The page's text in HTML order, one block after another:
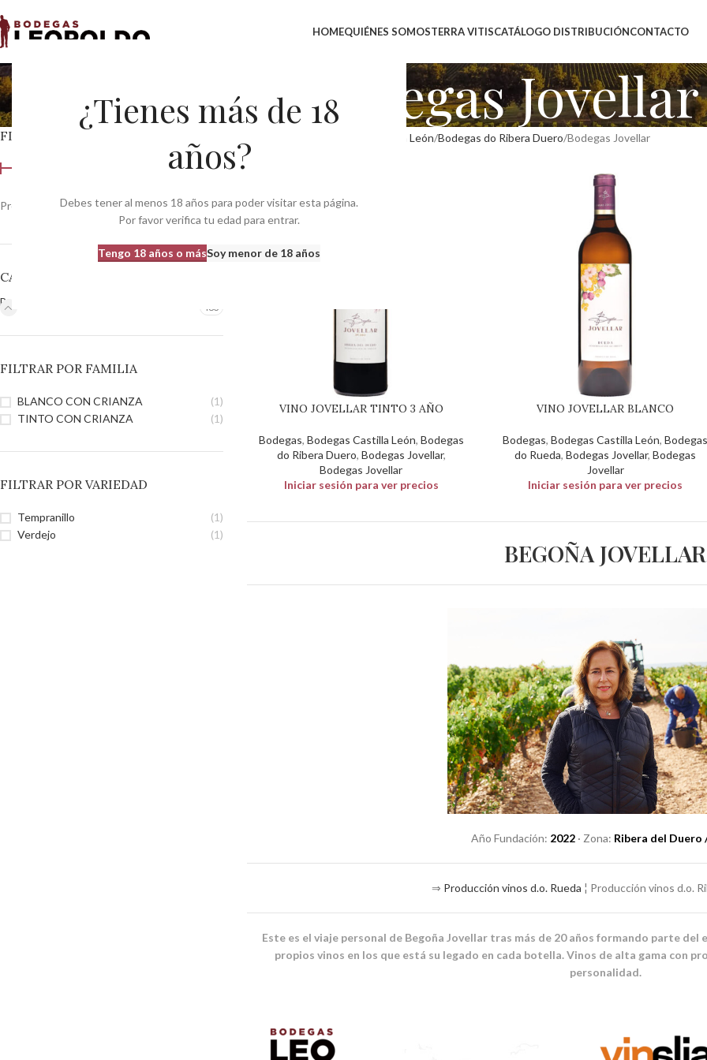
¿Tienes más de 18
años?
Debes tener al menos 18 años para poder visitar esta página.
Por favor verifica tu edad para entrar.
Tengo 18 años o másSoy menor de 18 años
HOMEQUIÉNES SOMOSTERRA VITISCATÁLOGO DISTRIBUCIÓNCONTACTO
Bodegas Jovellar
FILTRAR POR PRECIO
Filtrar
Precio: —370 €
CATEGORÍAS DEL PRODUCTO
Bodegas 483
FILTRAR POR FAMILIA
BLANCO CON CRIANZA
(1)
TINTO CON CRIANZA
(1)
FILTRAR POR VARIEDAD
Tempranillo
(1)
Verdejo
(1)
Bodegas Castilla León Bodegas do Ribera Duero Bodegas Jovellar
VINO JOVELLAR TINTO 3 AÑO
Bodegas, Bodegas Castilla León, Bodegas
do Ribera Duero, Bodegas Jovellar,
Bodegas Jovellar
Iniciar sesión para ver precios
VINO JOVELLAR BLANCO
Bodegas,Bodegas Castilla León,
do Rueda,Bodegas Jovellar,Bodegas
Jovellar
Iniciar sesión para ver precios
BEGOÑA JOVELLAR
Año Fundación: 2022 · Zona: Ribera del Duero
⇒ Producción vinos d.o. Rueda ¦ Producción vinos d.o.
Este es el viaje personal de Begoña Jovellar tras más de 20 años formando parte del
propios vinos en los que está su legado en cada botella. Vinos de alta gama con
personalidad.